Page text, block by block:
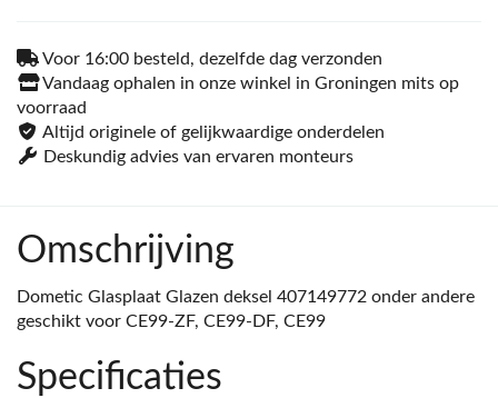
Voor 16:00 besteld, dezelfde dag verzonden
Vandaag ophalen in onze winkel in Groningen mits op
voorraad
Altijd originele of gelijkwaardige onderdelen
Deskundig advies van ervaren monteurs
Omschrijving
Dometic Glasplaat Glazen deksel 407149772 onder andere
geschikt voor CE99-ZF, CE99-DF, CE99
Specificaties